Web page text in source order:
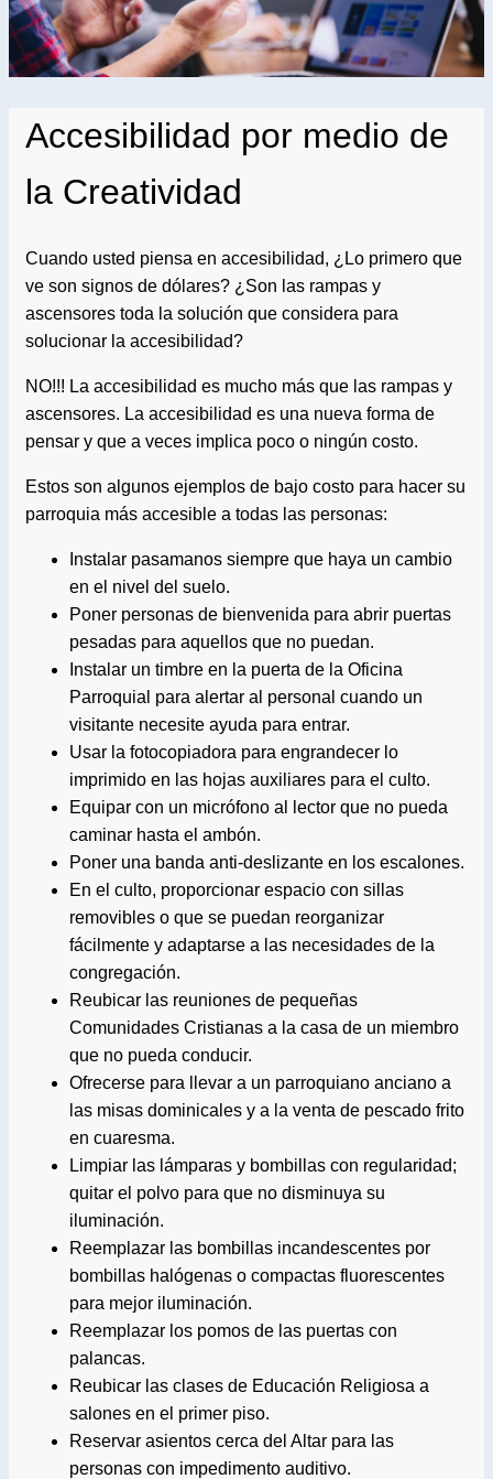
Accesibilidad por medio de
la Creatividad
Cuando usted piensa en accesibilidad, ¿Lo primero que
ve son signos de dólares? ¿Son las rampas y
ascensores toda la solución que considera para
solucionar la accesibilidad?
NO!!! La accesibilidad es mucho más que las rampas y
ascensores. La accesibilidad es una nueva forma de
pensar y que a veces implica poco o ningún costo.
Estos son algunos ejemplos de bajo costo para hacer su
parroquia más accesible a todas las personas:
Instalar pasamanos siempre que haya un cambio
en el nivel del suelo.
Poner personas de bienvenida para abrir puertas
pesadas para aquellos que no puedan.
Instalar un timbre en la puerta de la Oficina
Parroquial para alertar al personal cuando un
visitante necesite ayuda para entrar.
Usar la fotocopiadora para engrandecer lo
imprimido en las hojas auxiliares para el culto.
Equipar con un micrófono al lector que no pueda
caminar hasta el ambón.
Poner una banda anti-deslizante en los escalones.
En el culto, proporcionar espacio con sillas
removibles o que se puedan reorganizar
fácilmente y adaptarse a las necesidades de la
congregación.
Reubicar las reuniones de pequeñas
Comunidades Cristianas a la casa de un miembro
que no pueda conducir.
Ofrecerse para llevar a un parroquiano anciano a
las misas dominicales y a la venta de pescado frito
en cuaresma.
Limpiar las lámparas y bombillas con regularidad;
quitar el polvo para que no disminuya su
iluminación.
Reemplazar las bombillas incandescentes por
bombillas halógenas o compactas fluorescentes
para mejor iluminación.
Reemplazar los pomos de las puertas con
palancas.
Reubicar las clases de Educación Religiosa a
salones en el primer piso.
Reservar asientos cerca del Altar para las
personas con impedimento auditivo.